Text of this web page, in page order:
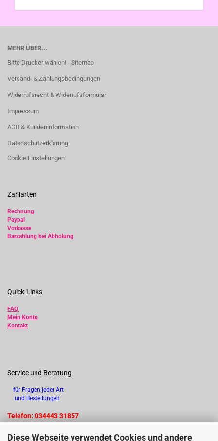
Diese Webseite verwendet Cookies und andere
MEHR ÜBER...
Bitte Drucker wählen! - Sitemap
Versand- & Zahlungsbedingungen
Widerrufsrecht & Widerrufsformular
Impressum
AGB & Kundeninformation
Datenschutzerklärung
Cookie Einstellungen
Zahlarten
Rechnung
Paypal
Vorkasse
Barzahlung bei Abholung
Quick-Links
FAQ
Mein Konto
Kontakt
Service und Beratung
für Fragen jeder Art
und Bestellungen
Telefon: 034443 31857